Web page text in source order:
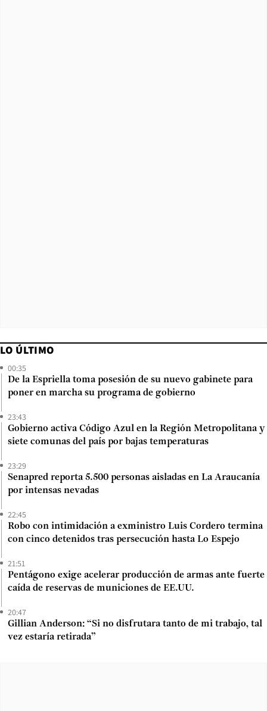
LO ÚLTIMO
00:35
De la Espriella toma posesión de su nuevo gabinete para
poner en marcha su programa de gobierno
23:43
Gobierno activa Código Azul en la Región Metropolitana y
siete comunas del país por bajas temperaturas
23:29
Senapred reporta 5.500 personas aisladas en La Araucanía
por intensas nevadas
22:45
Robo con intimidación a exministro Luis Cordero termina
con cinco detenidos tras persecución hasta Lo Espejo
21:51
Pentágono exige acelerar producción de armas ante fuerte
caída de reservas de municiones de EE.UU.
20:47
Gillian Anderson: “Si no disfrutara tanto de mi trabajo, tal
vez estaría retirada”